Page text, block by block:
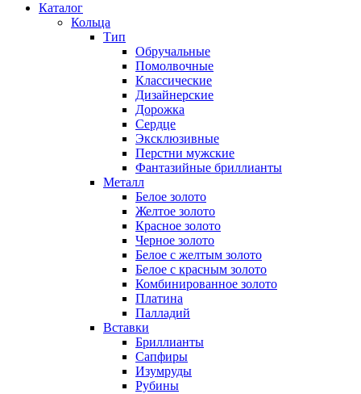
Каталог
Кольца
Тип
Обручальные
Помолвочные
Классические
Дизайнерские
Дорожка
Сердце
Эксклюзивные
Перстни мужские
Фантазийные бриллианты
Металл
Белое золото
Желтое золото
Красное золото
Черное золото
Белое с желтым золото
Белое с красным золото
Комбинированное золото
Платина
Палладий
Вставки
Бриллианты
Сапфиры
Изумруды
Рубины